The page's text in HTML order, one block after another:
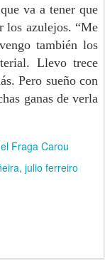
va a tener que
los azulejos. “Me
también los
Llevo trece
Pero sueño con
ganas de verla
Fraga Carou
julio ferreiro